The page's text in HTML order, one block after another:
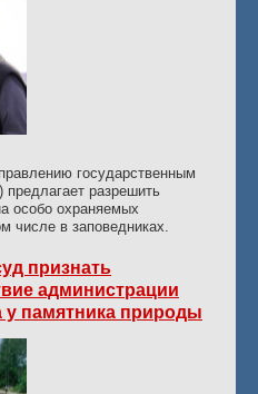
государственным
разрешить
особо охраняемых
числе в заповедниках.
признать
администрации
у памятника природы